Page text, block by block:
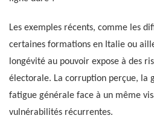
Les exemples récents, comme les
certaines formations en Italie ou
longévité au pouvoir expose à des
électorale. La corruption perçue, la
fatigue générale face à un même
vulnérabilités récurrentes.